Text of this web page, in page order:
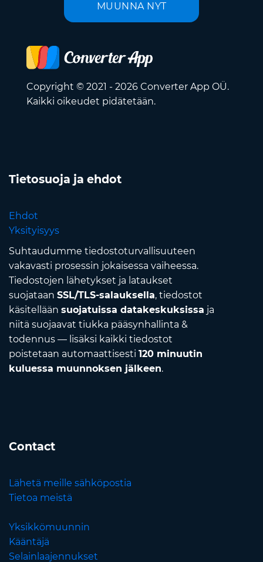
MUUNNA NYT
Copyright © 2021 - 2026 Converter App OÜ.
Kaikki oikeudet pidätetään.
Tietosuoja ja ehdot
Ehdot
Yksityisyys
Suhtaudumme tiedostoturvallisuuteen
vakavasti prosessin jokaisessa vaiheessa.
Tiedostojen lähetykset ja lataukset
suojataan SSL/TLS-salauksella, tiedostot
käsitellään suojatuissa datakeskuksissa ja
niitä suojaavat tiukka pääsynhallinta &
todennus — lisäksi kaikki tiedostot
poistetaan automaattisesti 120 minuutin
kuluessa muunnoksen jälkeen.
Contact
Lähetä meille sähköpostia
Tietoa meistä
Yksikkömuunnin
Kääntäjä
Selainlaajennukset